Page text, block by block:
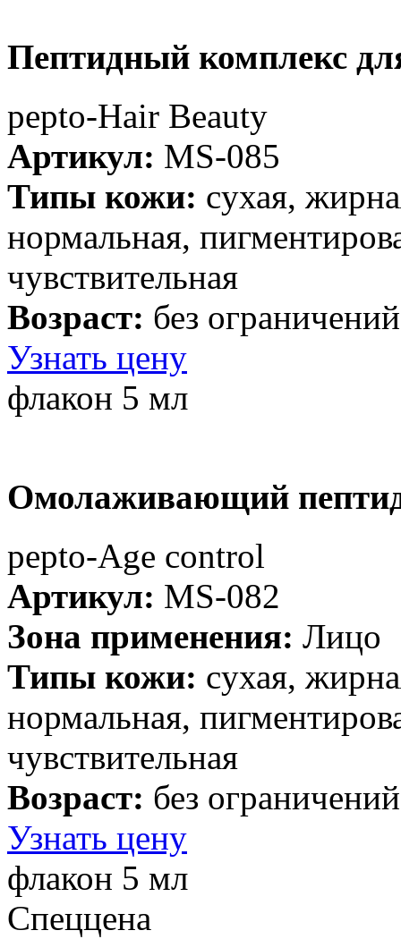
Пептидный комплекс
рерto-Hair Beauty
Артикул: MS-085
Типы кожи: cухая,
нормальная,
чувствительная
Возраст: без ограничений
Узнать цену
флакон 5 мл
Омолаживающий
рерto-Age control
Артикул: MS-082
Зона применения: Лицо
Типы кожи: cухая,
нормальная,
чувствительная
Возраст: без ограничений
Узнать цену
флакон 5 мл
Спеццена